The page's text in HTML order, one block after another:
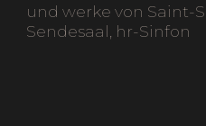
und werke von Saint-
Sendesaal, hr-Sinfon